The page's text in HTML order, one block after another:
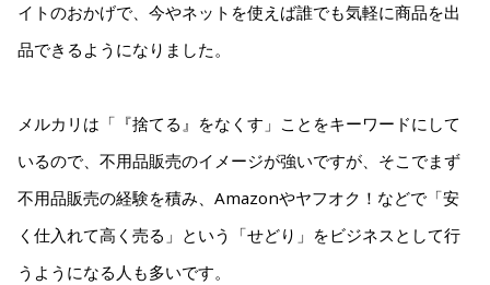
イトのおかげで、今やネットを使えば誰でも気軽に商品を出
品できるようになりました。
メルカリは「『捨てる』をなくす」ことをキーワードにして
いるので、不用品販売のイメージが強いですが、そこでまず
不用品販売の経験を積み、Amazonやヤフオク！などで「安
く仕入れて高く売る」という「せどり」をビジネスとして行
うようになる人も多いです。